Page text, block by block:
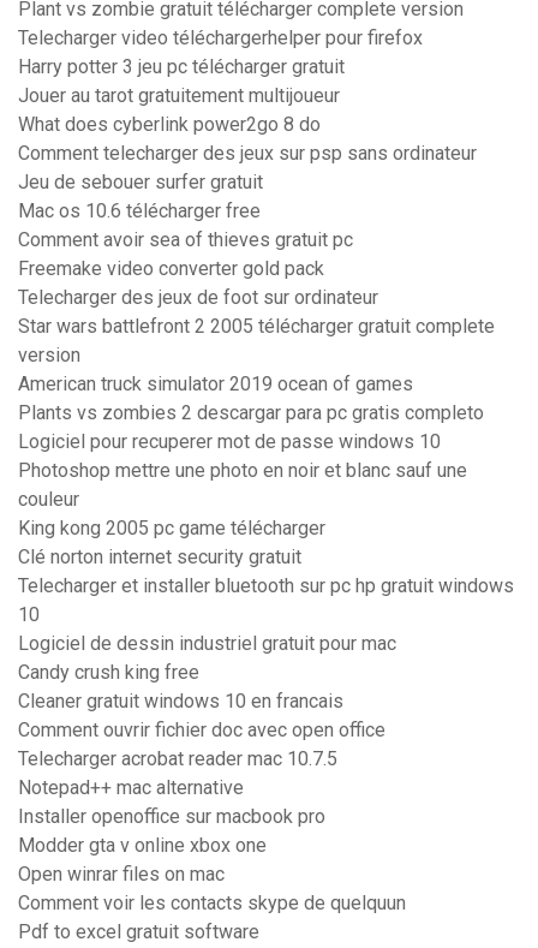
Plant vs zombie gratuit télécharger complete version
Telecharger video téléchargerhelper pour firefox
Harry potter 3 jeu pc télécharger gratuit
Jouer au tarot gratuitement multijoueur
What does cyberlink power2go 8 do
Comment telecharger des jeux sur psp sans ordinateur
Jeu de sebouer surfer gratuit
Mac os 10.6 télécharger free
Comment avoir sea of thieves gratuit pc
Freemake video converter gold pack
Telecharger des jeux de foot sur ordinateur
Star wars battlefront 2 2005 télécharger gratuit complete
version
American truck simulator 2019 ocean of games
Plants vs zombies 2 descargar para pc gratis completo
Logiciel pour recuperer mot de passe windows 10
Photoshop mettre une photo en noir et blanc sauf une
couleur
King kong 2005 pc game télécharger
Clé norton internet security gratuit
Telecharger et installer bluetooth sur pc hp gratuit windows
10
Logiciel de dessin industriel gratuit pour mac
Candy crush king free
Cleaner gratuit windows 10 en francais
Comment ouvrir fichier doc avec open office
Telecharger acrobat reader mac 10.7.5
Notepad++ mac alternative
Installer openoffice sur macbook pro
Modder gta v online xbox one
Open winrar files on mac
Comment voir les contacts skype de quelquun
Pdf to excel gratuit software